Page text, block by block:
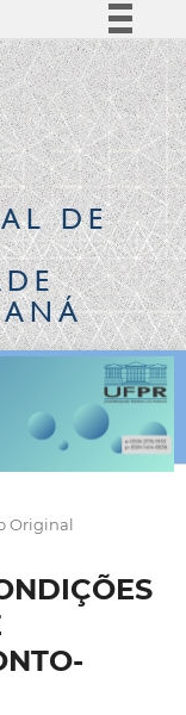
BR
à informação
CanaisDE
Original